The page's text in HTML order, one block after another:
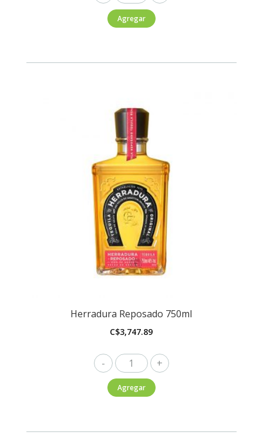
Blanco
750ml
Agregar
Herradura Reposado 750ml
C$3,747.89
Herradura
Reposado
750ml
Agregar